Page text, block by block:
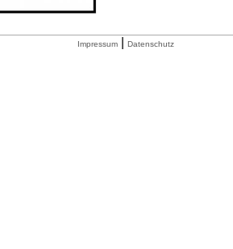
Impressum Datenschutz